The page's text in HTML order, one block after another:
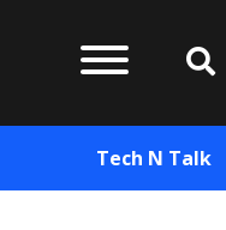
Tech N Talk